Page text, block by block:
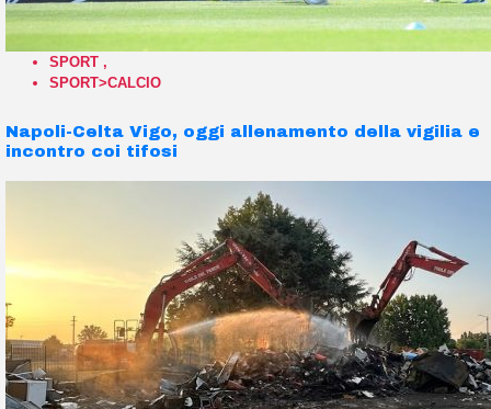
SPORT ,
SPORT>CALCIO
Napoli-Celta Vigo, oggi allenamento della vigilia e
incontro coi tifosi